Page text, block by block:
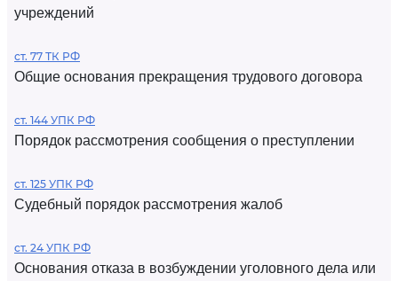
учреждений
ст. 77 ТК РФ
Общие основания прекращения трудового договора
ст. 144 УПК РФ
Порядок рассмотрения сообщения о преступлении
ст. 125 УПК РФ
Судебный порядок рассмотрения жалоб
ст. 24 УПК РФ
Основания отказа в возбуждении уголовного дела или